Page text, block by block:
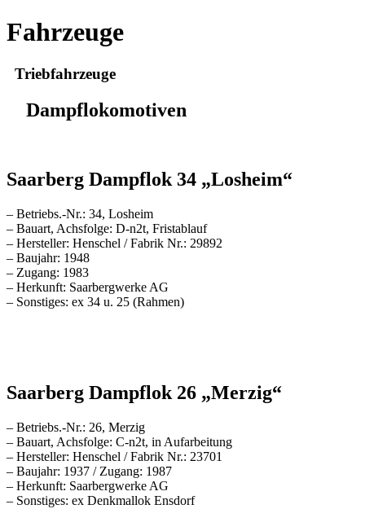
Fahrzeuge
Triebfahrzeuge
Dampflokomotiven
Saarberg Dampflok 34 „Losheim“
– Betriebs.-Nr.: 34, Losheim
– Bauart, Achsfolge: D-n2t, Fristablauf
– Hersteller: Henschel / Fabrik Nr.: 29892
– Baujahr: 1948
– Zugang: 1983
– Herkunft: Saarbergwerke AG
– Sonstiges: ex 34 u. 25 (Rahmen)
Saarberg Dampflok 26 „Merzig“
– Betriebs.-Nr.: 26, Merzig
– Bauart, Achsfolge: C-n2t, in Aufarbeitung
– Hersteller: Henschel / Fabrik Nr.: 23701
– Baujahr: 1937 / Zugang: 1987
– Herkunft: Saarbergwerke AG
– Sonstiges: ex Denkmallok Ensdorf